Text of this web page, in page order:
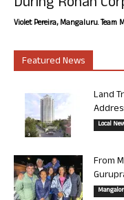
Violet Pereira, Mangaluru. Team
Featured News
Land
Local
From